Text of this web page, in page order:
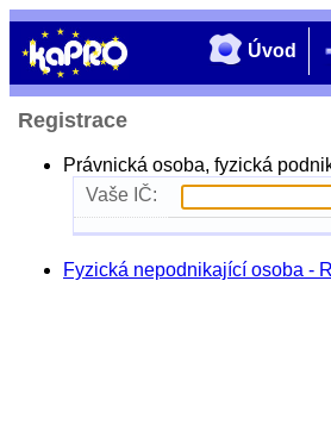
Úvod
Registrace
Právnická osoba, fyzická
Vaše IČ:
Fyzická nepodnikající osoba -